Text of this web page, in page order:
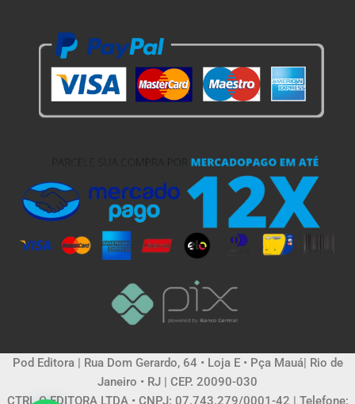
Pod Editora | Rua Dom Gerardo, 64 • Loja E • Pça Mauá| Rio de
Janeiro • RJ | CEP. 20090-030
CTRL C EDITORA LTDA • CNPJ: 07.743.279/0001-42 | Telefone: